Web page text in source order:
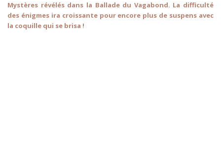
Mystères révélés dans la Ballade du Vagabond. La difficulté
des énigmes ira croissante pour encore plus de suspens avec
la coquille qui se brisa !